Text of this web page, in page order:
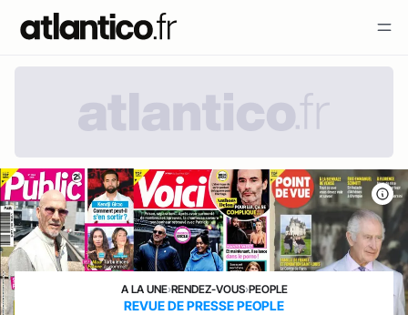
A LA UNE›RENDEZ-VOUS›PEOPLE
REVUE DE PRESSE PEOPLE